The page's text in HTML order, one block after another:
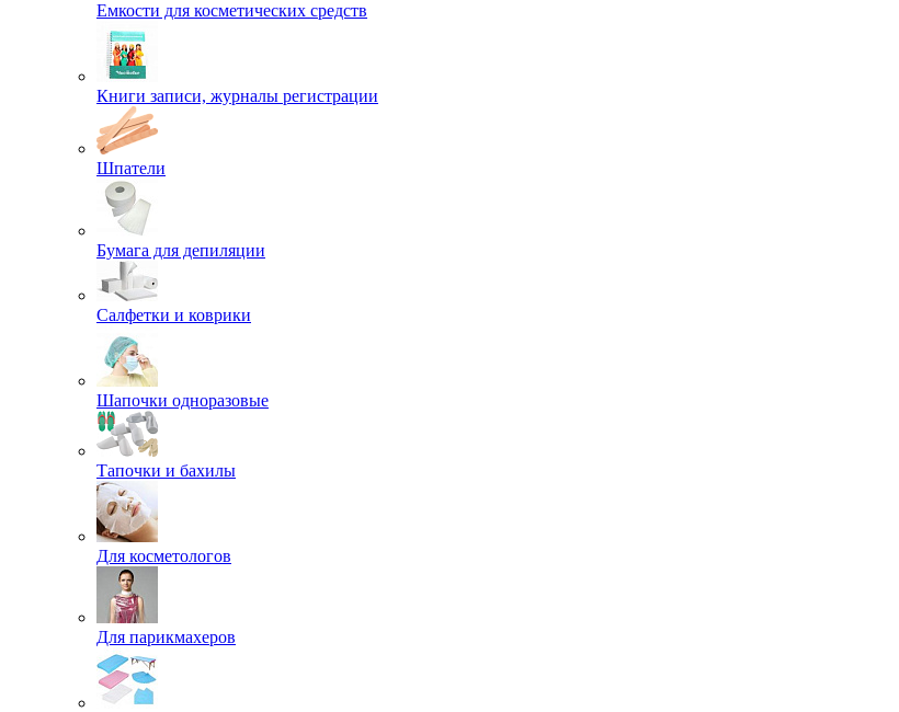
Емкости для косметических средств
Книги записи, журналы регистрации
Шпатели
Бумага для депиляции
Салфетки и коврики
Шапочки одноразовые
Тапочки и бахилы
Для косметологов
Для парикмахеров